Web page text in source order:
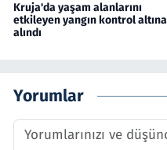
Kruja'da yaşam alanlarını
etkileyen yangın kontrol altına
alındı
Yorumlar